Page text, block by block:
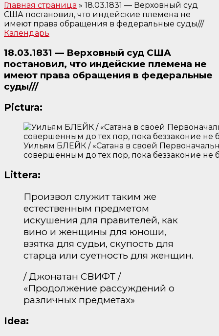
Главная страница » 18.03.1831 — Верховный суд
США постановил, что индейские племена не
имеют права обращения в федеральные суды///
Календарь
18.03.1831 — Верховный суд США
постановил, что индейские племена не
имеют права обращения в федеральные
суды///
Pictura:
Уильям БЛЕЙК / «Сатана в своей
совершенным до тех пор, пока беззаконие не
Littera:
Произвол служит таким же
естественным предметом
искушения для правителей, как
вино и женщины для юноши,
взятка для судьи, скупость для
старца или суетность для женщин.
/ Джонатан СВИФТ /
«Продолжение рассуждений о
различных предметах»
Idea: